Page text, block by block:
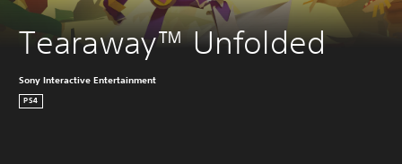
Tearaway™ Unfolded
Sony Interactive Entertainment
PS4